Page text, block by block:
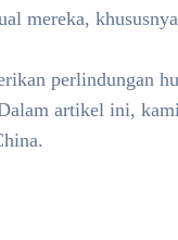
mereka,
perlindungan
artikel ini,